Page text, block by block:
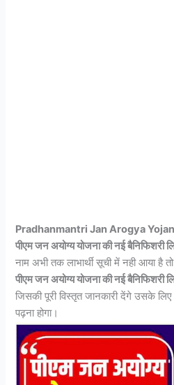
Pradhanmantri Jan Arogya
पीएम जन अयोग्य योजना की नई बैनिफिशरी
नाम अभी तक लाभार्थी सूची में नही आया
पीएम जन अयोग्य योजना की नई बैनिफिशरी
जिसकी पूरी विस्तृत जानकारी देंगे उसके
पढ़ना होगा।